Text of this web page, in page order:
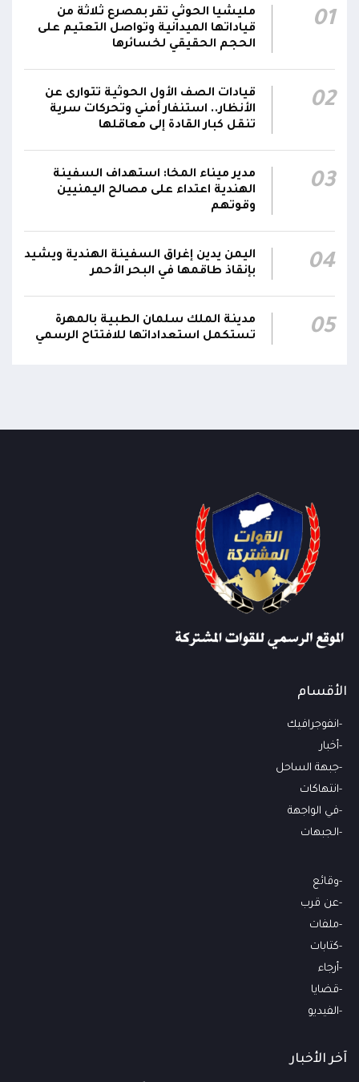
العمليات الأمنية والعسكرية لحماية الأمن
والاستقرار
23:05
إلى جانب الشعب اليمني وقوى الصف الجمهوري،
مؤكداً الاستعداد لتقديم التضحيات حتى تحرير البلاد
واستعادة العاصمة صنعاء وإنهاء الانقلاب
23:04
والحكومة إلى الشروع في خطوات عملية لتخليص
اليمنيين من إرهاب الحوثيين المدعومين من النظام
الإيراني
طالب #المكتب_السياسي مجلس القيادة الرئاسي
والحكومة بتحمل مسؤولياتهما الوطنية والتاريخية،
01
مليشيا الحوثي تقر بمصرع ثلاثة من
قياداتها الميدانية وتواصل التعتيم على
الحجم الحقيقي لخسائرها
02
قيادات الصف الأول الحوثية تتوارى عن
الأنظار.. استنفار أمني وتحركات سرية
تنقل كبار القادة إلى معاقلها
03
مدير ميناء المخا: استهداف السفينة
الهندية اعتداء على مصالح اليمنيين
وقوتهم
04
اليمن يدين إغراق السفينة الهندية ويشيد
بإنقاذ طاقمها في البحر الأحمر
05
مدينة الملك سلمان الطبية بالمهرة
تستكمل استعداداتها للافتتاح الرسمي
الأقسام
انفوجرافيك
أخبار
جبهة الساحل
انتهاكات
في الواجهة
الجبهات
وقائع
عن قرب
ملفات
كتابات
أرجاء
قضايا
الفيديو
آخر الأخبار